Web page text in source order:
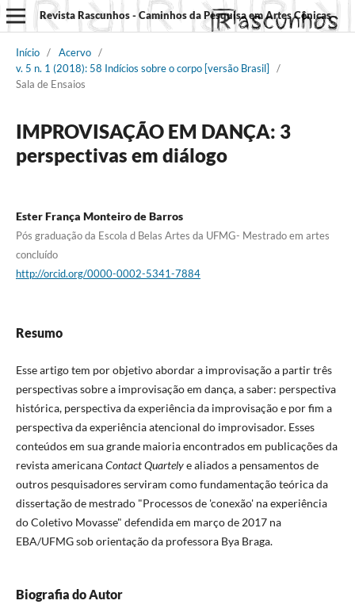
Revista Rascunhos - Caminhos da Pesquisa em Artes Cênicas
Início / Acervo /
v. 5 n. 1 (2018): 58 Indícios sobre o corpo [versão Brasil]
/
Sala de Ensaios
IMPROVISAÇÃO EM DANÇA: 3
perspectivas em diálogo
Ester França Monteiro de Barros
Pós graduação da Escola d Belas Artes da UFMG- Mestrado em artes
concluído
http://orcid.org/0000-0002-5341-7884
Resumo
Esse artigo tem por objetivo abordar a improvisação a partir três
perspectivas sobre a improvisação em dança, a saber: perspectiva
histórica, perspectiva da experiência da improvisação e por fim a
perspectiva da experiência atencional do improvisador. Esses
conteúdos em sua grande maioria encontrados em publicações da
revista americanaContact Quartelye aliados a pensamentos de
outros pesquisadores serviram como fundamentação teórica da
dissertação de mestrado "Processos de 'conexão' na experiência
do Coletivo Movasse" defendida em março de 2017 na
EBA/UFMG sob orientação da professora Bya Braga.
Biografia do Autor